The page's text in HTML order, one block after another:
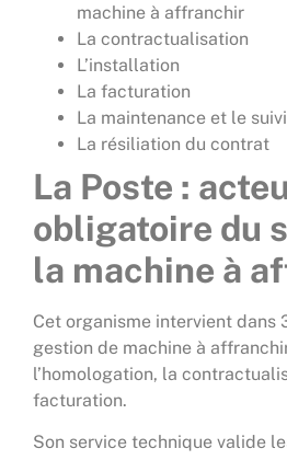
machine à affranchir
La contractualisation
L’installation
La facturation
La maintenance et le suivi
La résiliation du contrat
La Poste :
obligatoire du
la machine à
Cet organisme intervient dans
gestion de machine à
l’homologation, la
facturation.
Son service technique valide